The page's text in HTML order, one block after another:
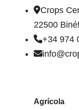
Crops
22500
+34 974
Agrícola